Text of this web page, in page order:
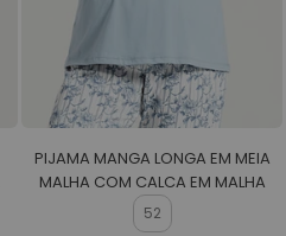
PIJAMA MANGA LONGA EM MEIA
MALHA COM CALCA EM MALHA
ROTATIVA FEMININO
52